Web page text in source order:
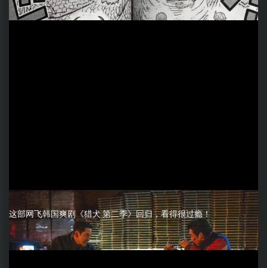
这部网飞韩国爽剧《猎犬 第二季》回归，看得很过瘾！